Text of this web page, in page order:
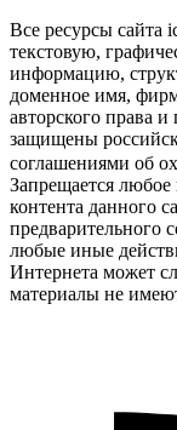
Все ресурсы сайта
текстовую,
информацию,
доменное имя,
авторского права
защищены
соглашениями об
Запрещается любое
контента данного
предварительного
любые иные
Интернета может
материалы не